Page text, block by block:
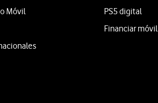
Móvil
PS5 digital
Financiar